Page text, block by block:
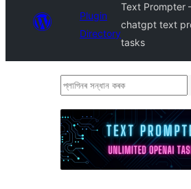
Plugin
Directory
Text Prompter
chatgpt text
tasks
প্লাগিনৰ
কৰক